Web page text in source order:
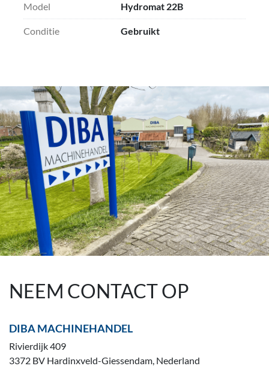
Model Hydromat 22B
Conditie Gebruikt
NEEM CONTACT OP
DIBA MACHINEHANDEL
Rivierdijk 409
3372 BV Hardinxveld-Giessendam, Nederland